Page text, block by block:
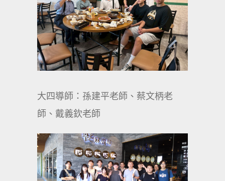
大四導師：孫建平老師、蔡文柄老
師、戴義欽老師